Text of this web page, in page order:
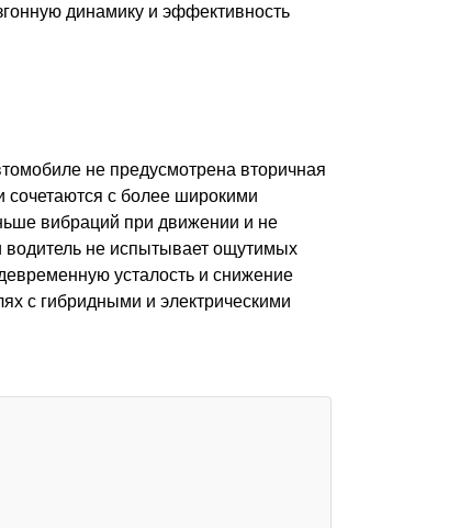
динамику и эффективность
не предусмотрена вторичная
сочетаются с более широкими
вибраций при движении и не
водитель не испытывает ощутимых
усталость и снижение
с гибридными и электрическими